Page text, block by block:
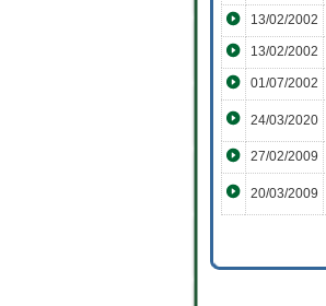
13/02/2002
13/02/2002
01/07/2002
24/03/2020
27/02/2009
20/03/2009